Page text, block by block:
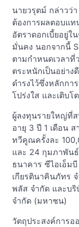
นายวรุตม์ กล่าวว่
ต้องการผลตอบแท
อัตราดอกเบี้ยอยู่ใ
มั่นคง นอกจากนี้
ตามกำหนดเวลา
ตระหนักเป็นอย่าง
ดำรงไว้ซึ่งหลักกา
โปร่งใส และเติบโ
ผู้ลงทุนรายใหญ่ที่
อายุ 3 ปี 1 เดือน
ทวีคูณครั้งละ
และ 24 กุมภาพัน
ธนาคาร ซีไอเอ็ม
เกียรตินาคินภัทร
พลัส จำกัด และบริ
จำกัด (มหาชน)
วัตถุประสงค์การอ